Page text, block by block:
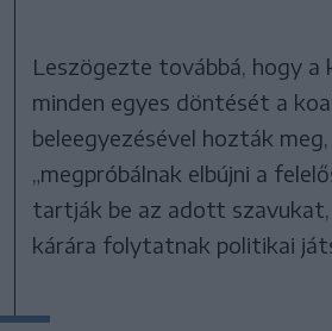
Leszögezte továbbá, hogy a
minden egyes döntését a
beleegyezésével hozták
„megpróbálnak elbújni a
tartják be az adott szavukat,
kárára folytatnak politikai